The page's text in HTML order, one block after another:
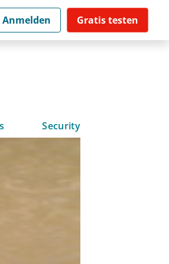
Anmelden Gratis testen
Security